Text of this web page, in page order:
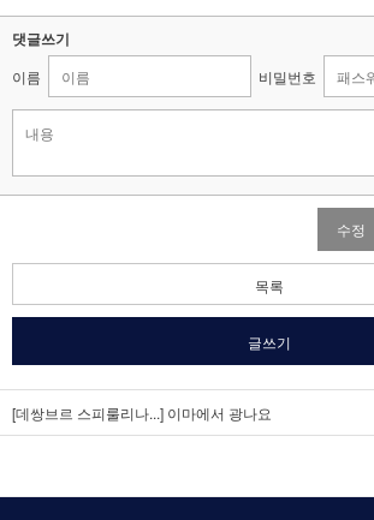
댓글쓰기
이름 비밀번호
수정
목록
글쓰기
[데쌍브르 스피룰리나...] 이마에서 광나요